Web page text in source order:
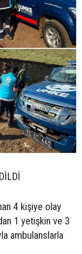
4 kişiye olay
1 yetişkin ve 3
ambulanslarla